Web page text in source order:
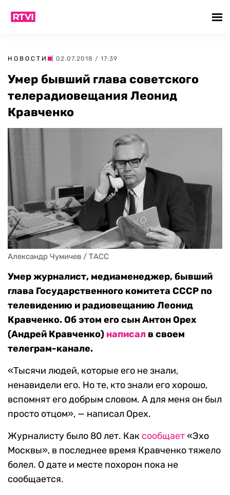
НОВОСТИ | 02.07.2018 / 17:39
Умер бывший глава советского
телерадиовещания Леонид
Кравченко
Александр Чумичев / ТАСС
Умер журналист, медиаменеджер, бывший
глава Государственного комитета СССР по
телевидению и радиовещанию Леонид
Кравченко. Об этом его сын Антон Орех
(Андрей Кравченко) написал в своем
телеграм-канале.
«Тысячи людей, которые его не знали,
ненавидели его. Но те, кто знали его хорошо,
вспомнят его добрым словом. А для меня он был
просто отцом», — написал Орех.
Журналисту было 80 лет. Как сообщает«Эхо
Москвы», в последнее время Кравченко тяжело
болел. О дате и месте похорон пока не
сообщается.